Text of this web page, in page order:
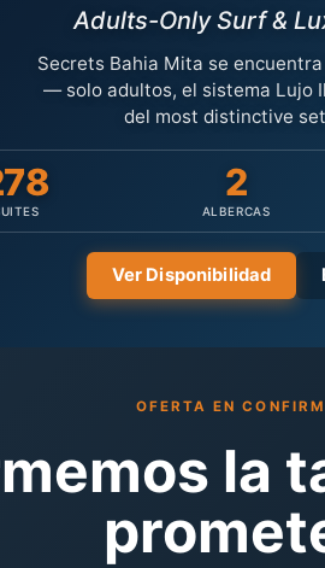
Adults-Only Surf &
Secrets Bahia Mita se
— solo adultos, el sistema Lujo
del most distinctive
2
ALBERCAS
Ver Disponibilidad
OFERTA EN
la